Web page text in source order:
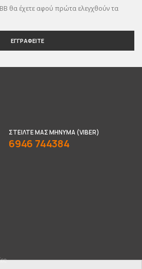
θα έχετε αφού πρώτα ελεγχθούν τα
ΕΓΓΡΑΦΕΊΤΕ
ΣΤΕΊΛΤΕ ΜΑΣ ΜΉΝΥΜΑ (VIBER)
6946 744384